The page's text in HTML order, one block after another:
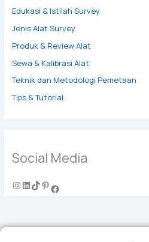
Edukasi & Istilah Survey
Jenis Alat Survey
Produk & Review Alat
Sewa & Kalibrasi Alat
Teknik dan Metodologi Pemetaan
Tips & Tutorial
Social Media